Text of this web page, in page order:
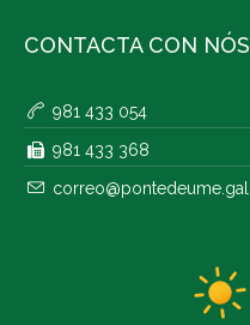
CONTACTA CON NÓS
981 433 054
981 433 368
correo@pontedeume.gal